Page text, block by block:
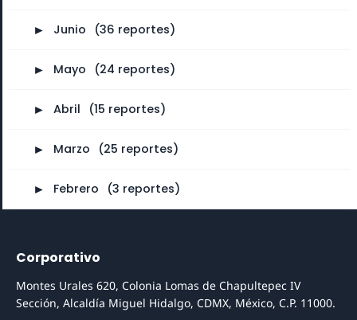
► Junio (36 reportes)
► Mayo (24 reportes)
► Abril (15 reportes)
► Marzo (25 reportes)
► Febrero (3 reportes)
Corporativo
Montes Urales 620, Colonia Lomas de Chapultepec IV
Sección, Alcaldía Miguel Hidalgo, CDMX, México, C.P. 11000.